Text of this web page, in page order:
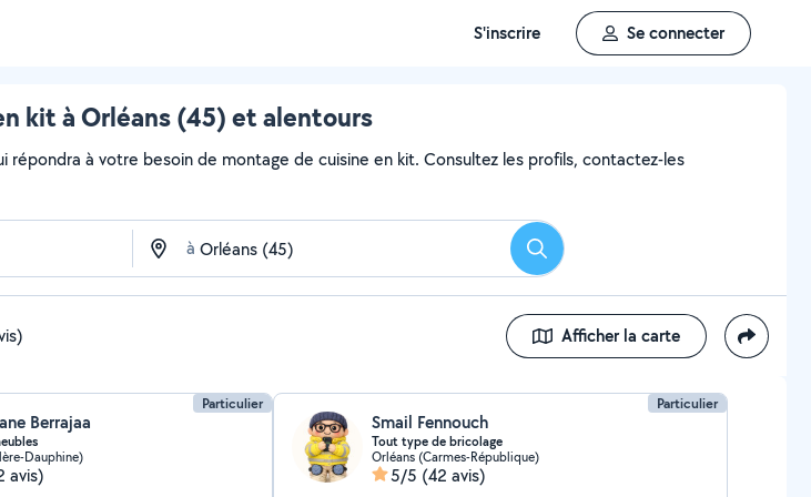
S'inscrire Se connecter
kit à Orléans (45) et alentours
répondra à votre besoin de montage de cuisine en kit. Consultez les profils, contactez-les
à Rechercher
Afficher la carte
Particulier
Berrajaa
Dauphine)
avis)
Particulier
Smail Fennouch
Tout type de bricolage
Orléans (Carmes-République)
5/5 (42 avis)